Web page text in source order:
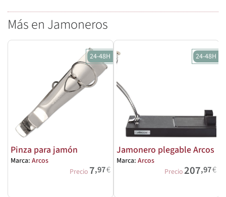
Más en Jamoneros
24-48H
Pinza para jamón
Marca: Arcos
Precio 7,97€
24-48H
Jamonero plegable Arcos
Marca: Arcos
Precio207,97€